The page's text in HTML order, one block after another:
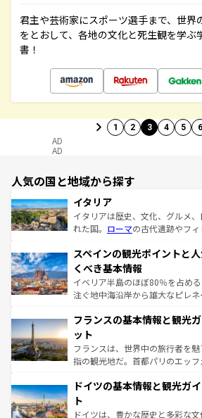
君主や芸術家にスポーツ選手まで、世界
をとおして、各地の文化と死生観を学ぶ
書！
1 2 3 4 5 6
AD
AD
人気の国と地域から探す
イタリア
イタリアは歴史、文化、グルメ
れた国。 ローマの古代遺跡やフ
ろん、トスカーナの美しい田園
景など、自然景観も見逃せない。
ピザやパスタなど、絶品のイタ
できる。朝目覚めてから夜眠る
なお、新着のイタリア情報はコン
しい。
スペインの観光ポイントと
くべき基本情報
イベリア半島のほぼ80％を占め
注ぐ地中海沿岸から雄大なピレ
文化が根付くこの国では、情熱
れる闘牛、そして美味しいタパス
る。首都マドリードの洗練され
アートに溢れた街角から、地方
せる。地方によって風土や気候
ンテンツ一覧 を参照してほしい。
フランスの基本情報と観光
ット
フランスは、世界中の旅行者を
指の観光地だ。首都パリのエッ
で、幅広い魅力が詰まっている
聖堂、美しいビーチ、そして豊か
から魅了する。また、フランス
ドイツの基本情報と観光ガ
ト
ドイツは、豊かな歴史と多彩な